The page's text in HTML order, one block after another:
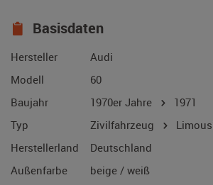
Basisdaten
Hersteller
Audi
Modell
60
Baujahr
1970er Jahre
1971
Typ
Zivilfahrzeug
Herstellerland
Deutschland
Außenfarbe
beige / weiß